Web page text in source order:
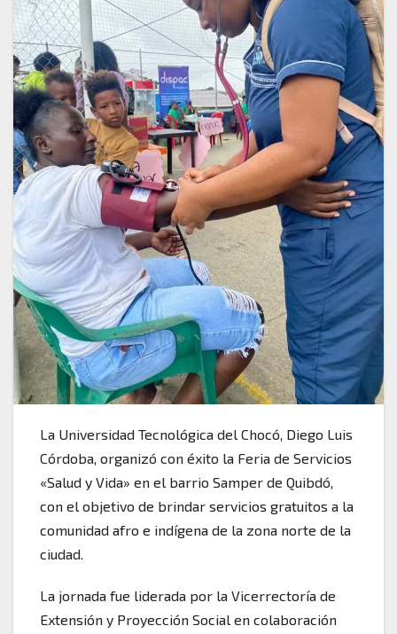
La Universidad Tecnológica del Chocó, Diego Luis
Córdoba, organizó con éxito la Feria de Servicios
«Salud y Vida» en el barrio Samper de Quibdó,
con el objetivo de brindar servicios gratuitos a la
comunidad afro e indígena de la zona norte de la
ciudad.
La jornada fue liderada por la Vicerrectoría de
Extensión y Proyección Social en colaboración